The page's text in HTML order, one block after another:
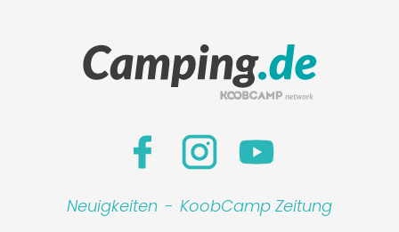
Neuigkeiten - KoobCamp Zeitung